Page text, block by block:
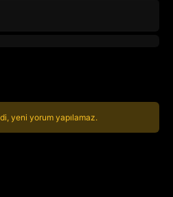
yeni yorum yapılamaz.